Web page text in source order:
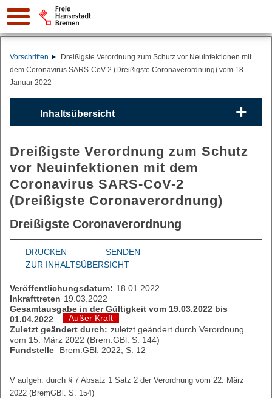
Vorschriften
Dreißigste Verordnung zum Schutz vor Neuinfektionen mit
dem Coronavirus SARS-CoV-2 (Dreißigste Coronaverordnung) vom 18.
Januar 2022
Inhaltsübersicht
Dreißigste Verordnung zum Schutz
vor Neuinfektionen mit dem
Coronavirus SARS-CoV-2
(Dreißigste Coronaverordnung)
Dreißigste Coronaverordnung
DRUCKEN
SENDEN
ZUR INHALTSÜBERSICHT
Veröffentlichungsdatum: 18.01.2022
Inkrafttreten 19.03.2022
Gesamtausgabe in der Gültigkeit vom 19.03.2022 bis
01.04.2022
Außer Kraft
Zuletzt geändert durch: zuletzt geändert durch Verordnung
vom 15. März 2022 (Brem.GBl. S. 144)
Fundstelle
Brem.GBl. 2022, S. 12
V aufgeh. durch § 7 Absatz 1 Satz 2 der Verordnung vom 22. März
2022 (BremGBl. S. 154)